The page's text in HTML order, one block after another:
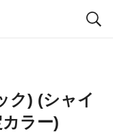
ク) (シャイ
ラー)